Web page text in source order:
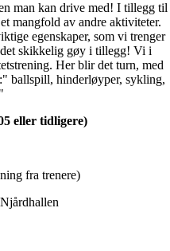
man kan drive med! I tillegg til
mangfold av andre aktiviteter.
egenskaper, som vi trenger
skikkelig gøy i tillegg! Vi i
Her blir det turn, med
ballspill, hinderløyper, sykling,
eller tidligere)
fra trenere)